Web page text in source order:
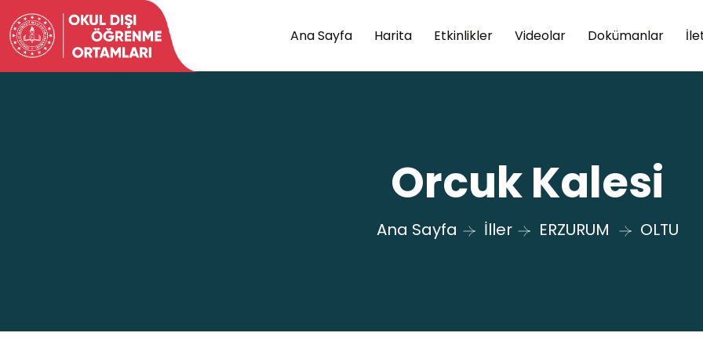
Ana Sayfa Harita Etkinlikler Videolar Dokümanlar
Orcuk Kalesi
Ana Sayfa İller ERZURUM OLTU